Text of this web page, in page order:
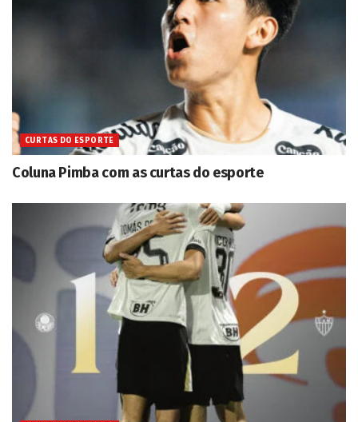
CURTAS DO ESPORTE
Coluna Pimba com as curtas do esporte